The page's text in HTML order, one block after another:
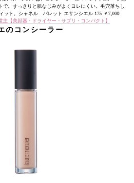
で。すっきりと肌なじみがよくヨレにくい。毛穴落ちし
ット。シャネル パレット エサンシエル 175 ￥7,000
主【美顔器・ドライヤー・サプリ・コンパクト】
のコンシーラー